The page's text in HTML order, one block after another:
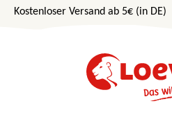
Zum Hauptinhalt springen
Kostenloser Versand ab 5€ (in DE)